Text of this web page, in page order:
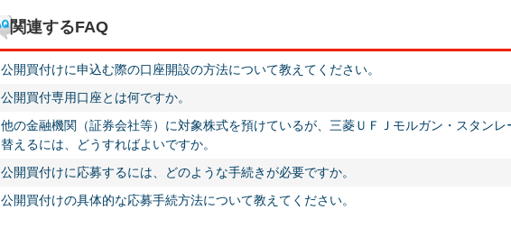
関連するFAQ
公開買付けに申込む際の口座開設の方法について教えてください。
公開買付専用口座とは何ですか。
他の金融機関（証券会社等）に対象株式を預けているが、三菱ＵＦＪモルガン・スタンレ
替えるには、どうすればよいですか。
公開買付けに応募するには、どのような手続きが必要ですか。
公開買付けの具体的な応募手続方法について教えてください。